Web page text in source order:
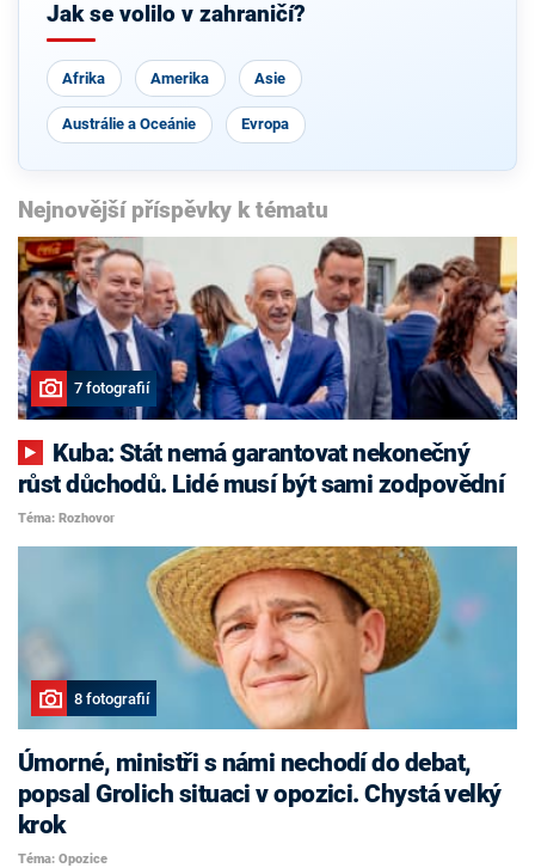
Jak se volilo v zahraničí?
Afrika Amerika Asie
Austrálie a Oceánie Evropa
Nejnovější příspěvky k tématu
7 fotografií
růst důchodů. Lidé musí být sami zodpovědní
Téma: Rozhovor
8 fotografií
Úmorné, ministři s námi nechodí do debat,
popsal Grolich situaci v opozici. Chystá velký
krok
Téma: Opozice